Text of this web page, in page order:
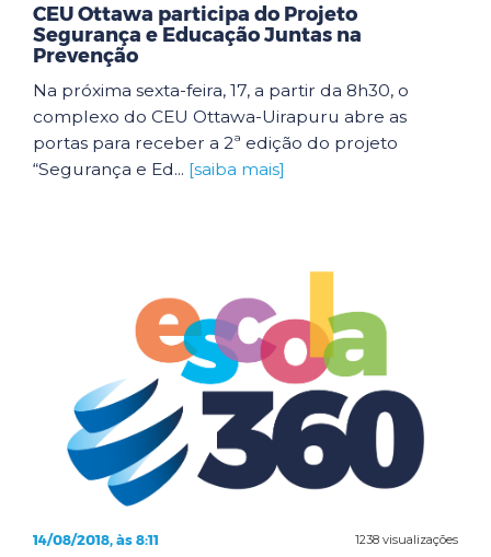
CEU Ottawa participa do Projeto
Segurança e Educação Juntas na
Prevenção
Na próxima sexta-feira, 17, a partir da 8h30, o
complexo do CEU Ottawa-Uirapuru abre as
portas para receber a 2ª edição do projeto
“Segurança e Ed... [saiba mais]
1238 visualizações
14/08/2018, às 8:11